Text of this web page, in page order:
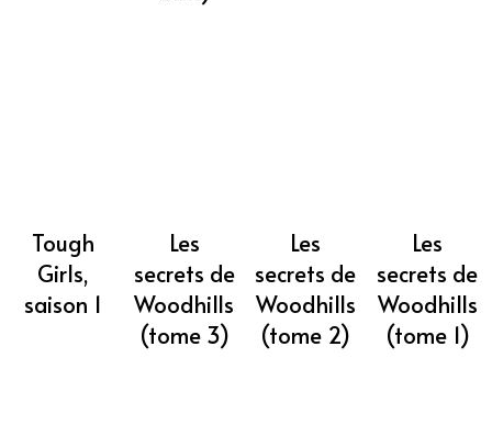
Tough
Girls,
saison 1
Les
secrets de
Woodhills
(tome 3)
Les
secrets de
Woodhills
(tome 2)
Les
secrets de
Woodhills
(tome 1)